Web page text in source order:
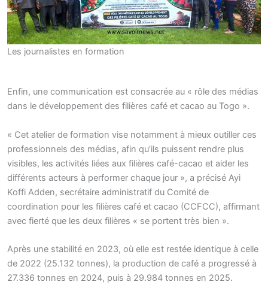
Les journalistes en formation
Enfin, une communication est consacrée au « rôle des médias
dans le développement des filières café et cacao au Togo ».
« Cet atelier de formation vise notamment à mieux outiller ces
professionnels des médias, afin qu’ils puissent rendre plus
visibles, les activités liées aux filières café-cacao et aider les
différents acteurs à performer chaque jour », a précisé Ayi
Koffi Adden, secrétaire administratif du Comité de
coordination pour les filières café et cacao (CCFCC), affirmant
avec fierté que les deux filières « se portent très bien ».
Après une stabilité en 2023, où elle est restée identique à celle
de 2022 (25.132 tonnes), la production de café a progressé à
27.336 tonnes en 2024, puis à 29.984 tonnes en 2025.